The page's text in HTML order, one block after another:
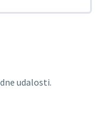
udalosti.